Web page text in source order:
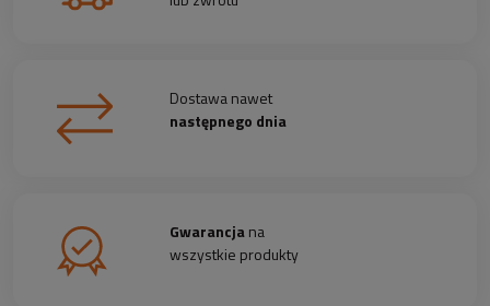
Dostawa nawet
następnego dnia
Gwarancjana
wszystkie produkty